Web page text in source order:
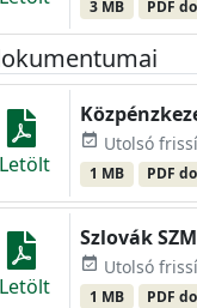
3 MB PDF
Letölt
event_available Utolsó
1 MB PDF
Letölt
Szlovák
event_available Utolsó
1 MB PDF